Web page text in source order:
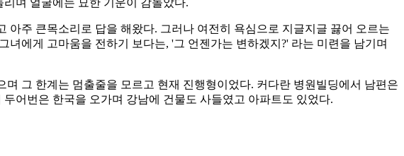
며 얼굴에는 묘한 기운이 감돌았다.
주 큰목소리로 답을 해왔다. 그러나 여전히 욕심으로 지글지글 끓어 오르는
에게 고마움을 전하기 보다는, '그 언젠가는 변하겠지?' 라는 미련을 남기며
그 한계는 멈출줄을 모르고 현재 진행형이었다. 커다란 병원빌딩에서 남편은
어번은 한국을 오가며 강남에 건물도 사들였고 아파트도 있었다.